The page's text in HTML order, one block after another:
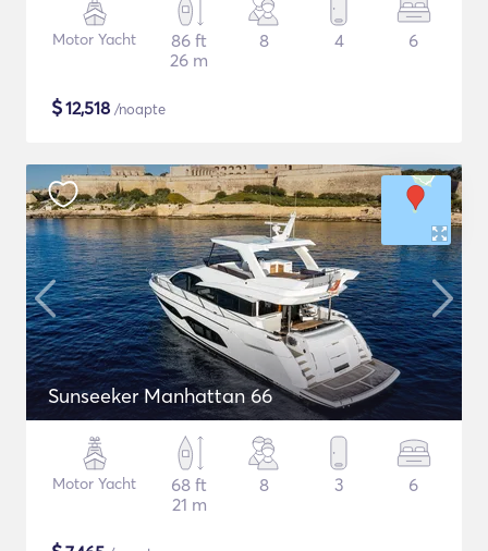
Motor Yacht
86 ft
26 m
8 4 6
$12,518 /noapte
Sunseeker Manhattan 66
Motor Yacht
68 ft
21 m
8 3 6